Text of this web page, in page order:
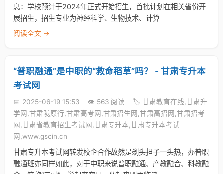
息：学校预计于2024年正式开始招生，首批计划在相关省份开
展招生，招生专业为神经科学、生物技术、计算
阅读全文 →
“普职融通”是中职的“救命稻草”吗？ - 甘肃专升本
考试网
📅 2025-06-19 15:53 👁️ 563 阅读
🏷️ 甘肃教育在线,甘肃升
学网,甘肃陇原行,甘肃高考网,甘肃招生网,甘肃高招网,甘肃招考
网,甘肃省教育招生考试网,甘肃专升本,甘肃专升本考试
网,www.gscin.cn
甘肃专升本考试网转发校企合作故然是剃头担子一头热，办普职
融通班亦同样如此，对于中职来说普职融通、产教融合、科教融